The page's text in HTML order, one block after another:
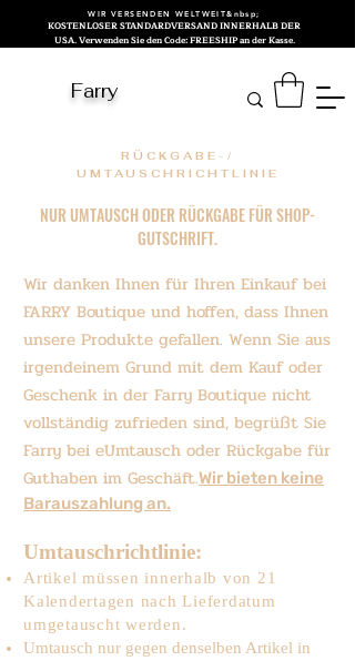
WIR VERSENDEN WELTWEIT&nbsp;
KOSTENLOSER STANDARDVERSAND INNERHALB DER
USA. Verwenden Sie den Code: FREESHIP an der Kasse.
Farry
RÜCKGABE-/
UMTAUSCHRICHTLINIE
NUR UMTAUSCH ODER RÜCKGABE FÜR SHOP-
GUTSCHRIFT.
Wir danken Ihnen für Ihren Einkauf bei
FARRY Boutique und hoffen, dass Ihnen
unsere Produkte gefallen. Wenn Sie aus
irgendeinem Grund mit dem Kauf oder
Geschenk in der Farry Boutique nicht
vollständig zufrieden sind, begrüßt Sie
Farry bei eUmtausch oder Rückgabe für
Guthaben im Geschäft.Wir bieten keine
Barauszahlung an.
Umtauschrichtlinie:
Artikel müssen innerhalb von 21
Kalendertagen nach Lieferdatum
umgetauscht werden.
Umtausch nur gegen denselben Artikel in